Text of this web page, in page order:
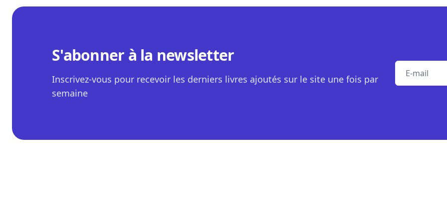
S'abonner à la newsletter
Inscrivez-vous pour recevoir les derniers livres ajoutés sur le site une fois par
semaine
E-mail